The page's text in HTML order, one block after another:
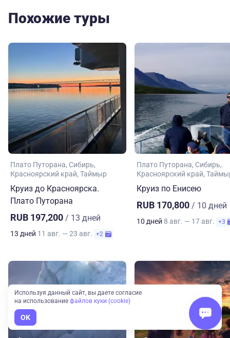
Похожие туры
Плато Путорана Сибирь
Красноярский край Таймыр
Круиз до Красноярска.
Плато Путорана
RUB 197,200 / 13 дней
13 дней 11 авг. — 23 авг. +2
Плато Путорана Сибирь
Красноярский край
Круиз по Енисею
RUB 170,800 / 10 дней
10 дней 8 авг. — 17 авг. +3
Используя данный сайт, вы даете согласие
на использование файлов куки (cookie)
OK